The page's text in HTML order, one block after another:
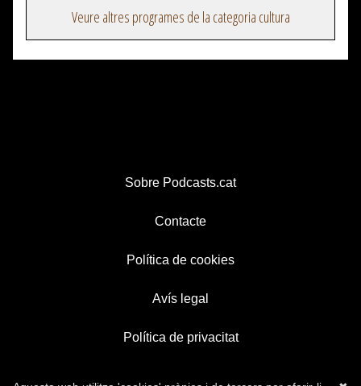
Veure altres programes de la categoria cultura
Sobre Podcasts.cat
Contacte
Política de cookies
Avís legal
Política de privacitat